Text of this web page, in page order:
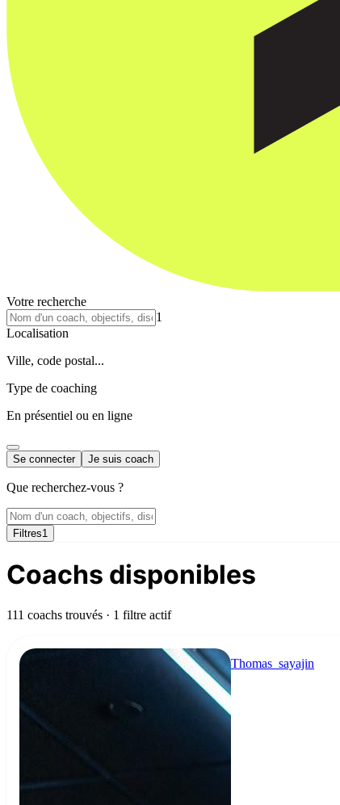
Votre recherche
1
Localisation
Ville, code postal...
Type de coaching
En présentiel ou en ligne
Se connecter Je suis coach
Que recherchez-vous ?
Filtres1
Coachs disponibles
111 coachs trouvés · 1 filtre actif
Thomas_sayajin